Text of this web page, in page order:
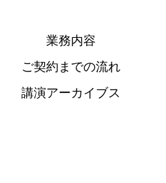
業務内容
ご契約までの流れ
講演アーカイブス